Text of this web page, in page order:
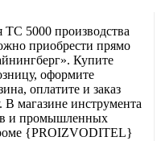
TC 5000 производства
приобрести прямо
Купите
оформите
оплатите и заказ
В магазине инструмента
и промышленных
{PROIZVODITEL}